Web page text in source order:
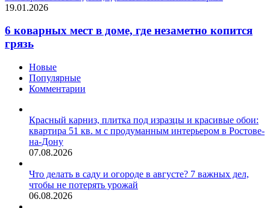
19.01.2026
6 коварных мест в доме, где незаметно копится
грязь
Новые
Популярные
Комментарии
Красный карниз, плитка под изразцы и красивые обои:
квартира 51 кв. м с продуманным интерьером в Ростове-
на-Дону
07.08.2026
Что делать в саду и огороде в августе? 7 важных дел,
чтобы не потерять урожай
06.08.2026